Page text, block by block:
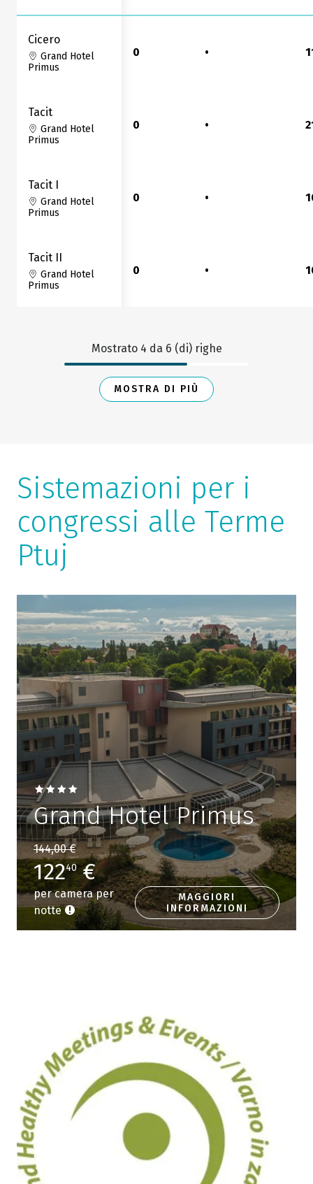
Cicero
Grand Hotel
Primus
0 •
Tacit
Grand Hotel
Primus
0 •
Tacit I
Grand Hotel
Primus
0 •
Tacit II
Grand Hotel
Primus
0 •
Mostrato 4 da 6 (di) righe
MOSTRA DI PIÙ
Sistemazioni per i
congressi alle Terme
Ptuj
Grand Hotel Primus
144,00 €
12240€
per camera per
notte
MAGGIORI
INFORMAZIONI